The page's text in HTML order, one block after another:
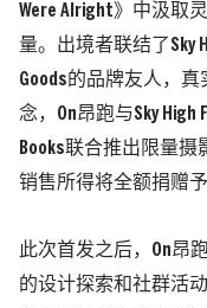
Were Alright》中汲取
量。出境者联结了Sky
Goods的品牌友人，
念，On昂跑与Sky High
Books联合推出限量
销售所得将全额捐赠予
此次首发之后，On昂
的设计探索和社群活